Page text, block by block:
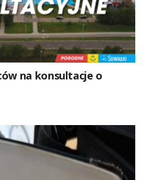
na konsultacje o